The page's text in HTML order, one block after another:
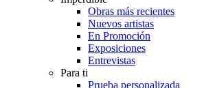
Obras más recientes
Nuevos artistas
En Promoción
Exposiciones
Entrevistas
Para ti
Prueba personalizada